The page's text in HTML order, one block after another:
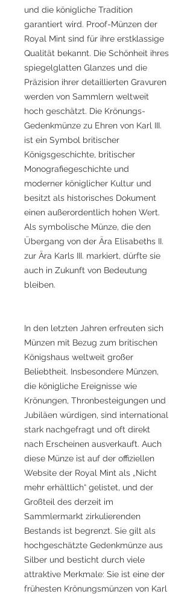
und die königliche Tradition
garantiert wird. Proof-Münzen der
Royal Mint sind für ihre erstklassige
Qualität bekannt. Die Schönheit ihres
spiegelglatten Glanzes und die
Präzision ihrer detaillierten Gravuren
werden von Sammlern weltweit
hoch geschätzt. Die Krönungs-
Gedenkmünze zu Ehren von Karl III.
ist ein Symbol britischer
Königsgeschichte, britischer
Monografiegeschichte und
moderner königlicher Kultur und
besitzt als historisches Dokument
einen außerordentlich hohen Wert.
Als symbolische Münze, die den
Übergang von der Ära Elisabeths II.
zur Ära Karls III. markiert, dürfte sie
auch in Zukunft von Bedeutung
bleiben.
In den letzten Jahren erfreuten sich
Münzen mit Bezug zum britischen
Königshaus weltweit großer
Beliebtheit. Insbesondere Münzen,
die königliche Ereignisse wie
Krönungen, Thronbesteigungen und
Jubiläen würdigen, sind international
stark nachgefragt und oft direkt
nach Erscheinen ausverkauft. Auch
diese Münze ist auf der offiziellen
Website der Royal Mint als „Nicht
mehr erhältlich“ gelistet, und der
Großteil des derzeit im
Sammlermarkt zirkulierenden
Bestands ist begrenzt. Sie gilt als
hochgeschätzte Gedenkmünze aus
Silber und besticht durch viele
attraktive Merkmale: Sie ist eine der
frühesten Krönungsmünzen von Karl